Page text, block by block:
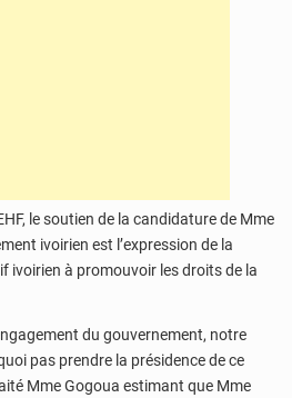
le soutien de la candidature de Mme
ivoirien est l’expression de la
ivoirien à promouvoir les droits de la
du gouvernement, notre
pas prendre la présidence de ce
Mme Gogoua estimant que Mme